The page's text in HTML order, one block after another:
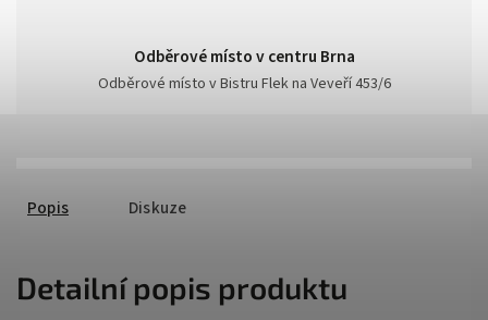
Odběrové místo v centru Brna
Odběrové místo v Bistru Flek na Veveří 453/6
Popis Diskuze
Detailní popis produktu